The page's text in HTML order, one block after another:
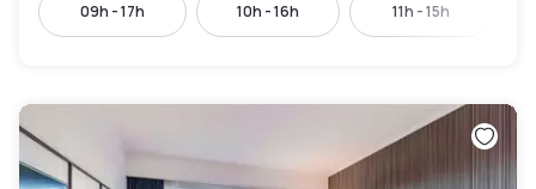
09h - 17h 10h - 16h 11h - 15h